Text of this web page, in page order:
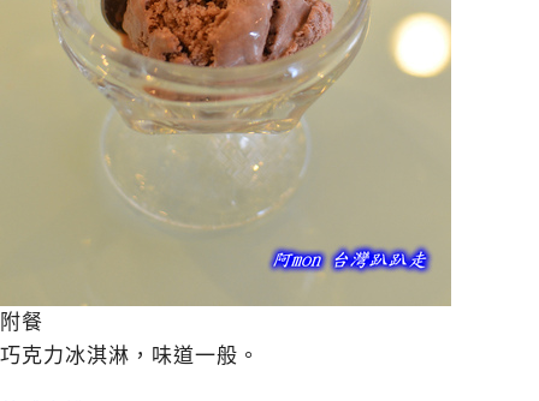
附餐
巧克力冰淇淋，味道一般。